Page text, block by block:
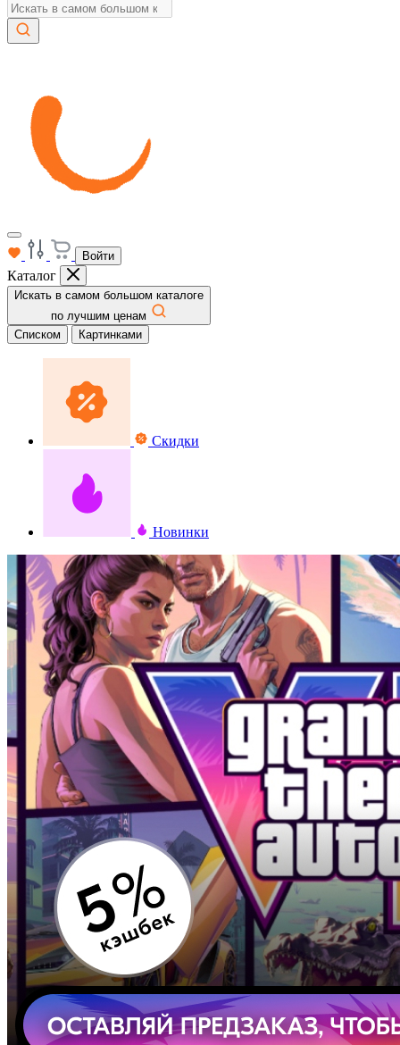
Войти
Каталог
Искать в самом большом каталоге
по лучшим ценам
Списком
Картинками
Скидки
Новинки